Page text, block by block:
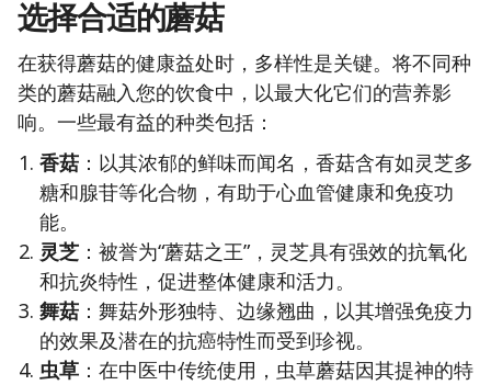
选择合适的蘑菇
在获得蘑菇的健康益处时，多样性是关键。将不同种
类的蘑菇融入您的饮食中，以最大化它们的营养影
响。一些最有益的种类包括：
香菇 ：以其浓郁的鲜味而闻名，香菇含有如灵芝多
糖和腺苷等化合物，有助于心血管健康和免疫功
能。
灵芝 ：被誉为“蘑菇之王”，灵芝具有强效的抗氧化
和抗炎特性，促进整体健康和活力。
舞菇 ：舞菇外形独特、边缘翘曲，以其增强免疫力
的效果及潜在的抗癌特性而受到珍视。
虫草 ：在中医中传统使用，虫草蘑菇因其提神的特